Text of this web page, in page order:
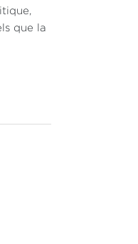
que la